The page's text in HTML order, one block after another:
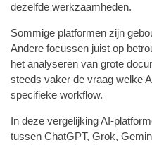
dezelfde werkzaamheden.
Sommige platformen zijn
Andere focussen juist op
het analyseren van grote
steeds vaker de vraag welke
specifieke workflow.
In deze vergelijking AI-
tussen ChatGPT, Grok,